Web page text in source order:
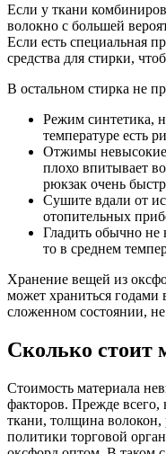
Если у ткани
волокно с большей
Если есть специальная
средства для стирки,
В остальном стирка не
Режим синтетика,
температуре есть
Отжимы
плохо впитывает
рюкзак очень
Сушите вдали от
отопительных
Гладить обычно не
то в среднем
Хранение вещей из
может храниться годами
сложенном состоянии, не
Сколько стоит
Стоимость материала
факторов. Прежде всего,
ткани, толщина волокон,
политики торговой